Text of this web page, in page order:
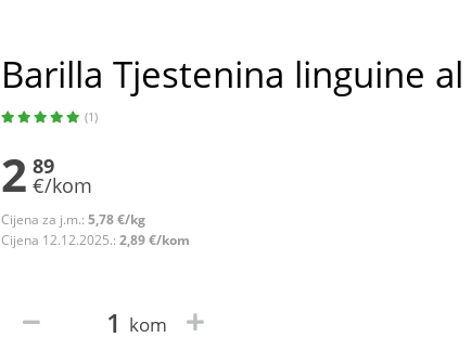
Barilla Tjestenina linguine
(1)
2 89
€/kom
Cijena za j.m.: 5,78 €/kg
Cijena 12.12.2025.: 2,89 €/kom
kom